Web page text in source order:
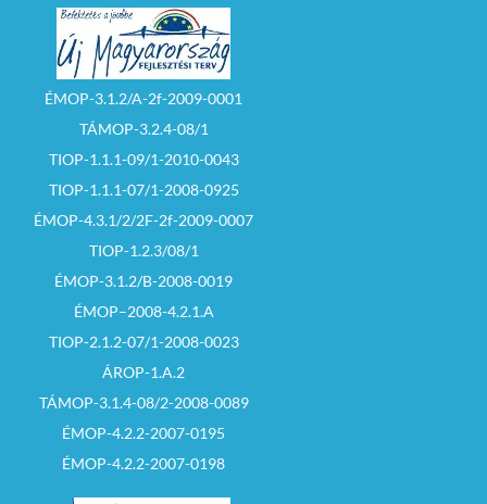
ÉMOP-3.1.2/A-2f-2009-0001
TÁMOP-3.2.4-08/1
TIOP-1.1.1-09/1-2010-0043
TIOP-1.1.1-07/1-2008-0925
ÉMOP-4.3.1/2/2F-2f-2009-0007
TIOP-1.2.3/08/1
ÉMOP-3.1.2/B-2008-0019
ÉMOP–2008-4.2.1.A
TIOP-2.1.2-07/1-2008-0023
ÁROP-1.A.2
TÁMOP-3.1.4-08/2-2008-0089
ÉMOP-4.2.2-2007-0195
ÉMOP-4.2.2-2007-0198